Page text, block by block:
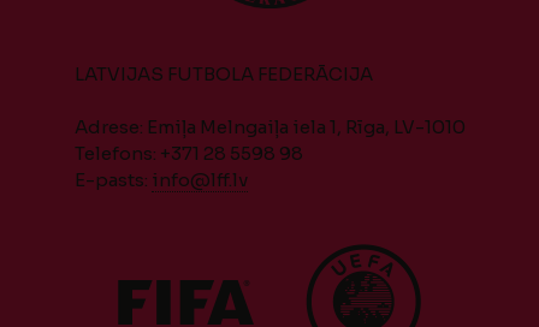
LATVIJAS FUTBOLA FEDERĀCIJA
Adrese: Emiļa Melngaiļa iela 1, Rīga, LV-1010
Telefons: +371 28 5598 98
E-pasts: info@lff.lv